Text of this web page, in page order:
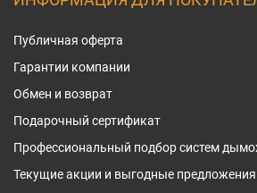
Публичная оферта
Гарантии компании
Обмен и возврат
Подарочный сертификат
Профессиональный подбор систем
Текущие акции и выгодные предложения